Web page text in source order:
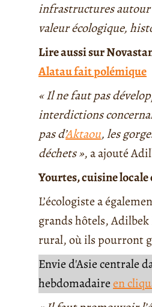
infrastructures autour
valeur écologique,
Lire aussi sur
Alatau fait polémique
« Il ne faut pas
interdictions
pas d’Aktaou, les
déchets », a ajouté
Yourtes, cuisine
L’écologiste a
grands hôtels,
rural, où ils pourront
Envie d'Asie centrale
hebdomadaireen